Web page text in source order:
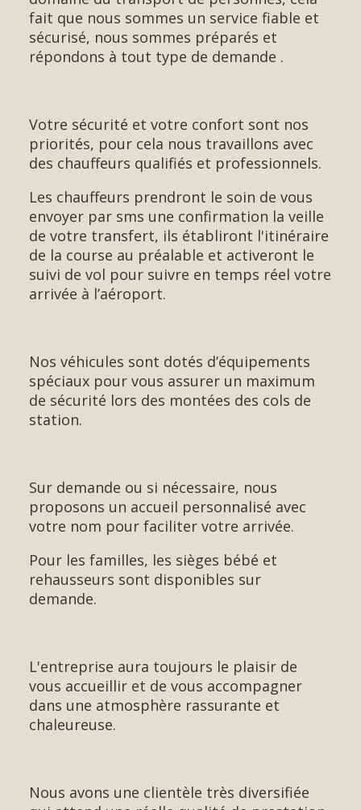
fait que nous sommes un service fiable et
sécurisé, nous sommes préparés et
répondons à tout type de demande .
Votre sécurité et votre confort sont nos
priorités, pour cela nous travaillons avec
des chauffeurs qualifiés et professionnels.
Les chauffeurs prendront le soin de vous
envoyer par sms une confirmation la veille
de votre transfert, ils établiront l'itinéraire
de la course au préalable et activeront le
suivi de vol pour suivre en temps réel votre
arrivée à l’aéroport.
Nos véhicules sont dotés d’équipements
spéciaux pour vous assurer un maximum
de sécurité lors des montées des cols de
station.
Sur demande ou si nécessaire, nous
proposons un accueil personnalisé avec
votre nom pour faciliter votre arrivée.
Pour les familles, les sièges bébé et
rehausseurs sont disponibles sur
demande.
L'entreprise aura toujours le plaisir de
vous accueillir et de vous accompagner
dans une atmosphère rassurante et
chaleureuse.
Nous avons une clientèle très diversifiée